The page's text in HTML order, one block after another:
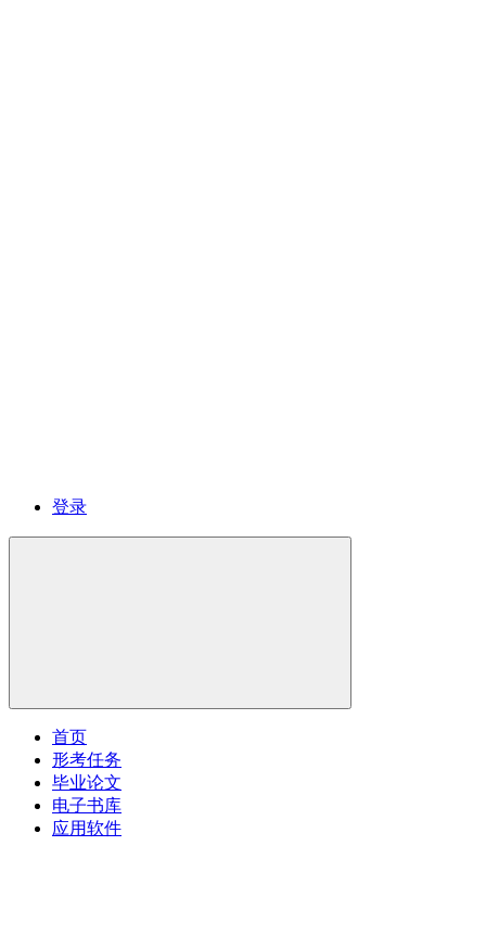
登录
首页
形考任务
毕业论文
电子书库
应用软件